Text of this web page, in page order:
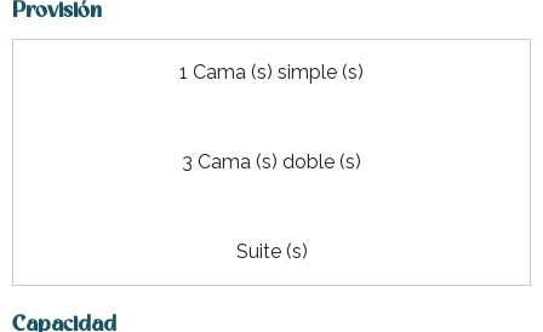
Provisión
1 Cama (s) simple (s)
3 Cama (s) doble (s)
Suite (s)
Capacidad